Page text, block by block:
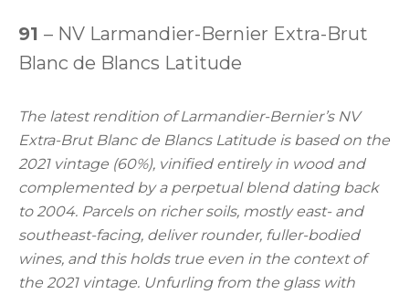
91 – NV Larmandier-Bernier Extra-Brut
Blanc de Blancs Latitude
The latest rendition of Larmandier-Bernier’s NV
Extra-Brut Blanc de Blancs Latitude is based on the
2021 vintage (60%), vinified entirely in wood and
complemented by a perpetual blend dating back
to 2004. Parcels on richer soils, mostly east- and
southeast-facing, deliver rounder, fuller-bodied
wines, and this holds true even in the context of
the 2021 vintage. Unfurling from the glass with